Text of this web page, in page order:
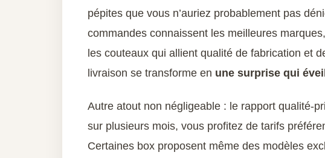
pépites que vous n’auriez probablement pas
commandes connaissent les meilleures
les couteaux qui allient qualité de fabrication et
livraison se transforme en une surprise qui
Autre atout non négligeable : le rapport qualité-
sur plusieurs mois, vous profitez de tarifs
Certaines box proposent même des modèles